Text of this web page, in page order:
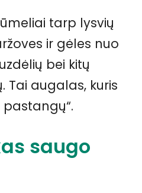
tarp lysvių
ir gėles nuo
bei kitų
Tai augalas, kuris
saugo